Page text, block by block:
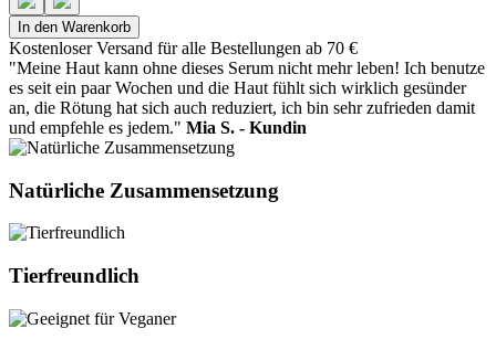
In den Warenkorb
Kostenloser Versand für alle Bestellungen ab 70 €
"Meine Haut kann ohne dieses Serum nicht mehr leben! Ich benutze
es seit ein paar Wochen und die Haut fühlt sich wirklich gesünder
an, die Rötung hat sich auch reduziert, ich bin sehr zufrieden damit
und empfehle es jedem." Mia S. - Kundin
Natürliche Zusammensetzung
Tierfreundlich